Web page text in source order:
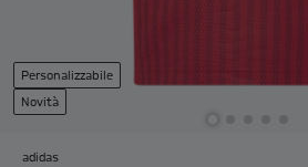
Personalizzabile
Novità
adidas